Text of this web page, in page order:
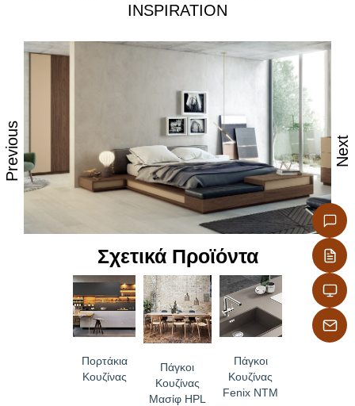
Formaldehyde: E-Z
(EN717-1), CARB2
Service: class 1 (dry environment)
Formaldehyde emissions: Class E1 / E05
Classified P2 according to UNE-EN 312
Environmental/Sustainability: EPD, Breeam, Leed,
Well, Green, LBC, Cradle Bronze
INSPIRATION
Previous Next
Σχετικά Προϊόντα
Πορτάκια
Κουζίνας
Πάγκοι
Κουζίνας
Μασίφ HPL
Πάγκοι
Κουζίνας
Fenix NTM